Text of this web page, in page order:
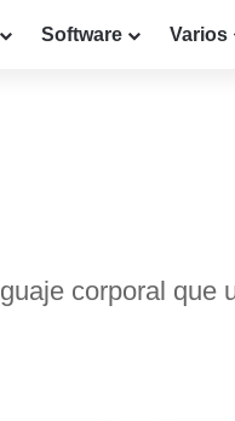
Software Varios
corporal que